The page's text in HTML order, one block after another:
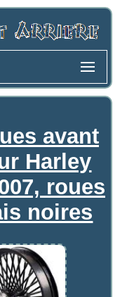
avant
Harley
roues
noires